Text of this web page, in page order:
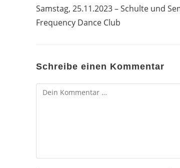
ansehen
Samstag, 25.11.2023 – Schulte und
Frequency Dance Club
Schreibe einen Kommentar
Kommentar